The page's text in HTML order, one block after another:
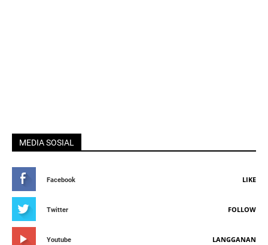
MEDIA SOSIAL
Facebook LIKE
Twitter FOLLOW
Youtube LANGGANAN